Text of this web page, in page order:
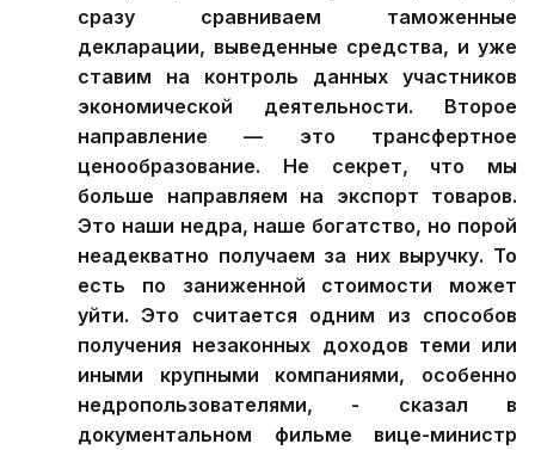
сразу сравниваем таможенные
декларации, выведенные средства, и уже
ставим на контроль данных участников
экономической деятельности. Второе
направление — это трансфертное
ценообразование. Не секрет, что мы
больше направляем на экспорт товаров.
Это наши недра, наше богатство, но порой
неадекватно получаем за них выручку. То
есть по заниженной стоимости может
уйти. Это считается одним из способов
получения незаконных доходов теми или
иными крупными компаниями, особенно
недропользователями, - сказал в
документальном фильме вице-министр